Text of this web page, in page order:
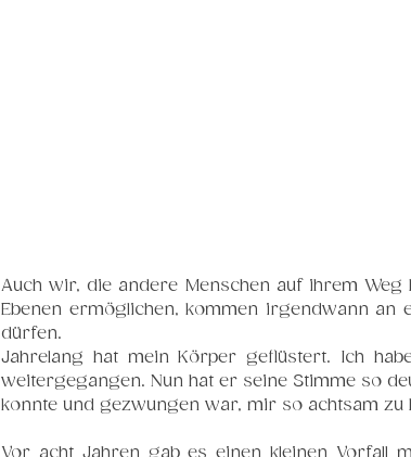
Auch wir, die andere Menschen auf ihrem Weg
Ebenen ermöglichen, kommen irgendwann an
dürfen.
Jahrelang hat mein Körper geflüstert. Ich
weitergegangen. Nun hat er seine Stimme so
konnte und gezwungen war, mir so achtsam